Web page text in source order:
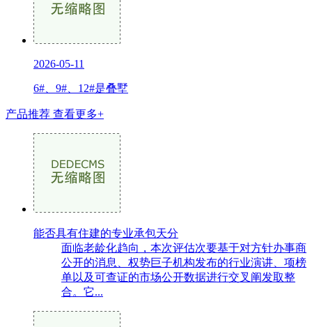
2026-05-11
6#、9#、12#是叠墅
产品推荐 查看更多+
能否具有住建的专业承包天分
面临老龄化趋向，本次评估次要基于对方针办事商
公开的消息、权势巨子机构发布的行业演讲、项榜
单以及可查证的市场公开数据进行交叉阐发取整
合。它...